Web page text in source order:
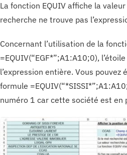
La fonction EQUIV affiche la valeur
recherche ne trouve pas
Concernant l’utilisation de la
=EQUIV(“EGF*”;A1:A10;0),
l’expression entière. Vous pouvez
formule
numéro 1 car cette société est en